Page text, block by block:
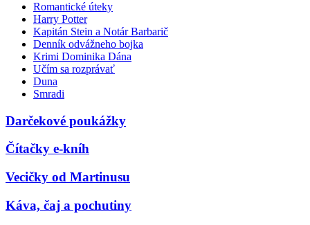
Romantické úteky
Harry Potter
Kapitán Stein a Notár Barbarič
Denník odvážneho bojka
Krimi Dominika Dána
Učím sa rozprávať
Duna
Smradi
Darčekové poukážky
Čítačky e-kníh
Vecičky od Martinusu
Káva, čaj a pochutiny